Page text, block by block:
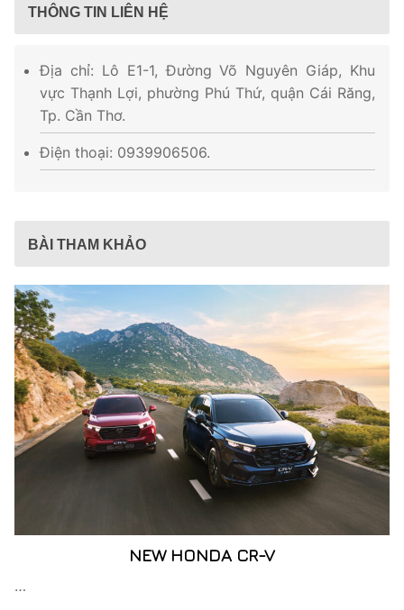
THÔNG TIN LIÊN HỆ
Địa chỉ: Lô E1-1, Đường Võ Nguyên Giáp, Khu
vực Thạnh Lợi, phường Phú Thứ, quận Cái Răng,
Tp. Cần Thơ.
Điện thoại: 0939906506.
BÀI THAM KHẢO
NEW HONDA CR-V
…